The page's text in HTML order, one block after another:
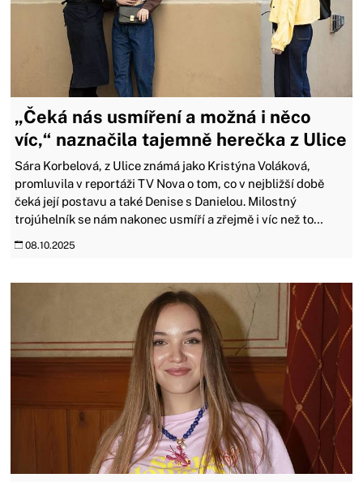
„Čeká nás usmíření a možná i něco
víc,“ naznačila tajemně herečka z Ulice
Sára Korbelová, z Ulice známá jako Kristýna Voláková,
promluvila v reportáži TV Nova o tom, co v nejbližší době
čeká její postavu a také Denise s Danielou. Milostný
trojúhelník se nám nakonec usmíří a zřejmě i víc než to…
08.10.2025